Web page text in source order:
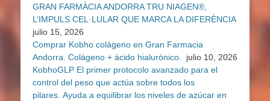
GRAN FARMÀCIA ANDORRA TRU NIAGEN®,
L’IMPULS CEL·LULAR QUE MARCA LA DIFERÈNCIA
julio 15, 2026
Comprar Kobho colágeno en Gran Farmacia
Andorra. Colágeno + ácido hialurónico.
julio 10, 2026
KobhoGLP El primer protocolo avanzado para el
control del peso que actúa sobre todos los
pilares. Ayuda a equilibrar los niveles de azúcar en